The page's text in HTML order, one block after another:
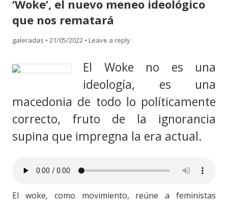
‘Woke’, el nuevo meneo ideológico
que nos rematará
galeradas • 21/05/2022 • Leave a reply
El Woke no es una
ideología, es una
macedonia de todo lo políticamente
correcto, fruto de la ignorancia
supina que impregna la era actual.
El woke, como movimiento, reúne a feministas